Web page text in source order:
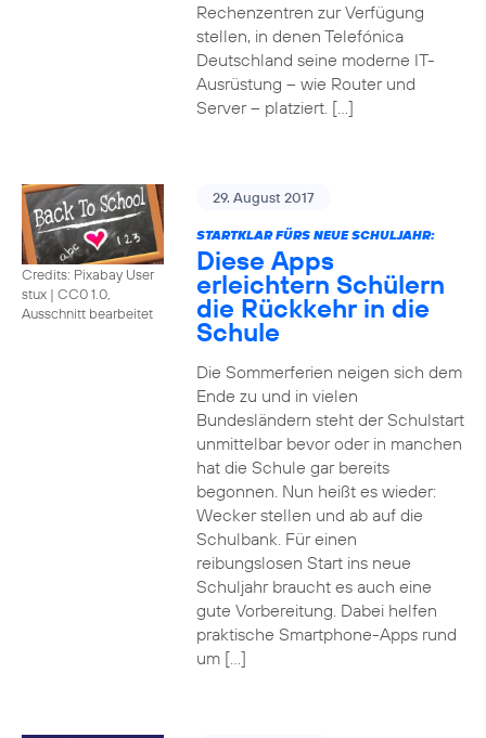
Rechenzentren zur Verfügung
stellen, in denen Telefónica
Deutschland seine moderne IT-
Ausrüstung – wie Router und
Server – platziert. […]
Credits: Pixabay User
stux | CC0 1.0,
Ausschnitt bearbeitet
29. August 2017
STARTKLAR FÜRS NEUE SCHULJAHR:
Diese Apps
erleichtern Schülern
die Rückkehr in die
Schule
Die Sommerferien neigen sich dem
Ende zu und in vielen
Bundesländern steht der Schulstart
unmittelbar bevor oder in manchen
hat die Schule gar bereits
begonnen. Nun heißt es wieder:
Wecker stellen und ab auf die
Schulbank. Für einen
reibungslosen Start ins neue
Schuljahr braucht es auch eine
gute Vorbereitung. Dabei helfen
praktische Smartphone-Apps rund
um […]